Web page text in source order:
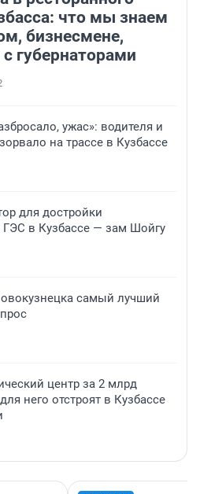
что мы знаем
бизнесмене,
губернаторами
ужас»: водителя и
на трассе в Кузбассе
для достройки
в Кузбассе — зам Шойгу
самый лучший
центр за 2 млрд
него отстроят в Кузбассе